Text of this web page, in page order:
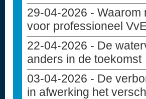
29-04-2026 - Waarom
voor professioneel
22-04-2026 - De
anders in de toekomst
03-04-2026 - De
in afwerking het